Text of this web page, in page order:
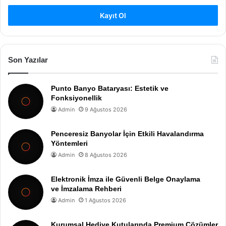
Kayıt Ol
Son Yazılar
Punto Banyo Bataryası: Estetik ve
Fonksiyonellik
Admin 9 Ağustos 2026
Penceresiz Banyolar İçin Etkili Havalandırma
Yöntemleri
Admin 8 Ağustos 2026
Elektronik İmza ile Güvenli Belge Onaylama
ve İmzalama Rehberi
Admin 1 Ağustos 2026
Kurumsal Hediye Kutularında Premium Çözümler